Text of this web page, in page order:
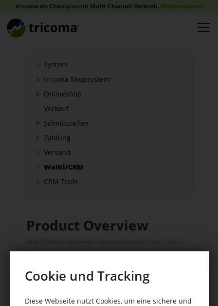
tricoma als Champion im Multi-Channel-Vertrieb. Mehr erfahren
System
tricoma Shopsystem
Onlineshop
Verkauf
Schnittstellen
Zahlung
Versand
WaWi/CRM
CRM Tools
Product Overview
Hilfe Product Overview/ Funktionsweise der App Product
Overview
Anleitungen & Tutorials
Cookie und Tracking
Diese Webseite nutzt Cookies, um eine sichere und